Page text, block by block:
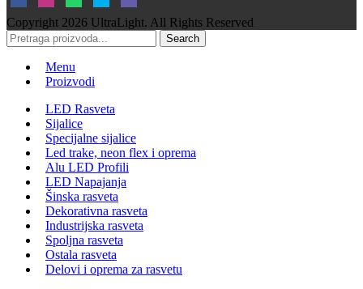
Copyright 2026 UltraLight. All Rights Reserved
Search
Menu
Proizvodi
LED Rasveta
Sijalice
Specijalne sijalice
Led trake, neon flex i oprema
Alu LED Profili
LED Napajanja
Šinska rasveta
Dekorativna rasveta
Industrijska rasveta
Spoljna rasveta
Ostala rasveta
Delovi i oprema za rasvetu